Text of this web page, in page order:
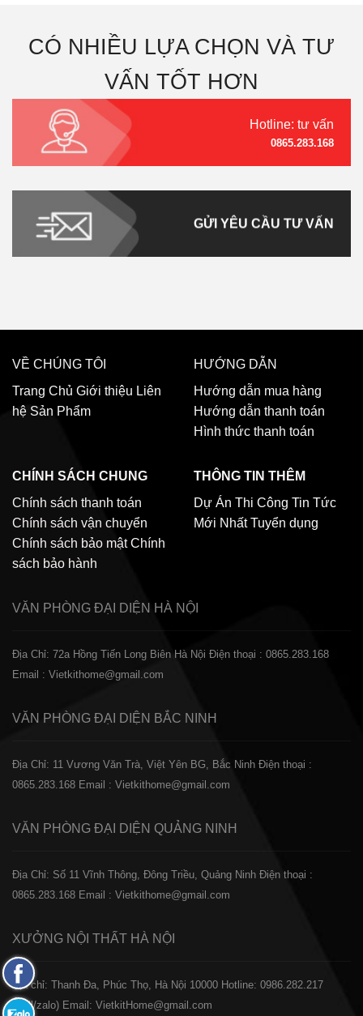
CÓ NHIỀU LỰA CHỌN VÀ TƯ
VẤN TỐT HƠN
Hotline: tư vấn
0865.283.168
GỬI YÊU CẦU TƯ VẤN
VỀ CHÚNG TÔI
Trang Chủ Giới thiệu Liên
hệ Sản Phẩm
HƯỚNG DẪN
Hướng dẫn mua hàng
Hướng dẫn thanh toán
Hình thức thanh toán
CHÍNH SÁCH CHUNG
Chính sách thanh toán
Chính sách vận chuyển
Chính sách bảo mật Chính
sách bảo hành
THÔNG TIN THÊM
Dự Án Thi Công Tin Tức
Mới Nhất Tuyển dụng
VĂN PHÒNG ĐẠI DIỆN HÀ NỘI
Địa Chỉ: 72a Hồng Tiến Long Biên Hà Nội Điện thoại : 0865.283.168
Email : Vietkithome@gmail.com
VĂN PHÒNG ĐẠI DIỆN BẮC NINH
Địa Chỉ: 11 Vương Văn Trà, Việt Yên BG, Bắc Ninh Điện thoại :
0865.283.168 Email : Vietkithome@gmail.com
VĂN PHÒNG ĐẠI DIỆN QUẢNG NINH
Địa Chỉ: Số 11 Vĩnh Thông, Đông Triều, Quảng Ninh Điện thoại :
0865.283.168 Email : Vietkithome@gmail.com
XƯỞNG NỘI THẤT HÀ NỘI
️Địa chỉ: Thanh Đa, Phúc Thọ, Hà Nội 10000 Hotline: 0986.282.217
(Call/zalo) Email: VietkitHome@gmail.com
Fanpage
Facebook